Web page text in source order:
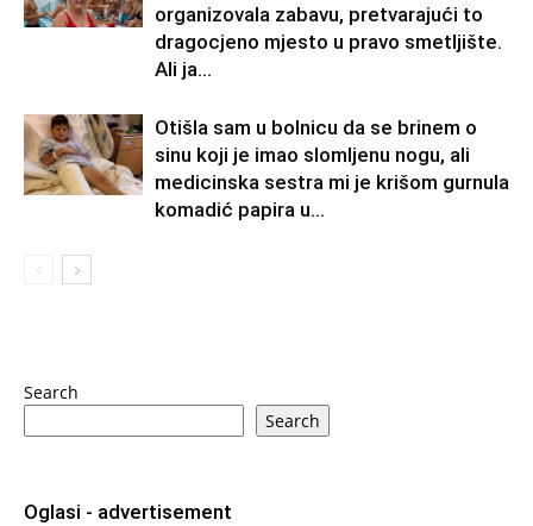
organizovala zabavu, pretvarajući to
dragocjeno mjesto u pravo smetljište.
Ali ja...
Otišla sam u bolnicu da se brinem o
sinu koji je imao slomljenu nogu, ali
medicinska sestra mi je krišom gurnula
komadić papira u...
Search
Search
Oglasi - advertisement